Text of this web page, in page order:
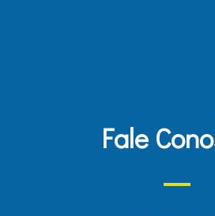
Fale